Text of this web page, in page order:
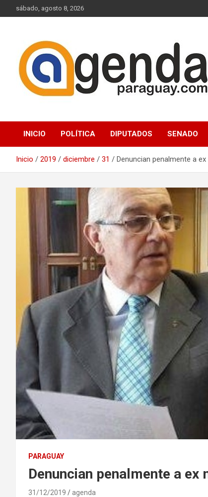
al
sábado, agosto 8, 2026
Agenda Paraguay
INICIO POLÍTICA DIPUTADOS SENADO
Inicio 2019 diciembre 31 Denuncian penalmente a
PARAGUAY
Denuncian penalmente a
31/12/2019 agenda